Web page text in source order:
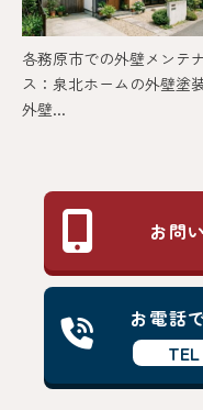
各務原市での外壁メンテ
ス：泉北ホームの外壁塗
外壁...
お問
お電話